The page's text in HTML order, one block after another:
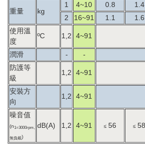
重量 kg
1 4~10 0.8 1.4
2
16~91 1.1 1.6
使用溫
度
ºC 1,2 4~91
潤滑 - -
防護等
級
1,2 4~91
安裝方
向
1,2 4~91
噪音值
(n1=3000rpm,
無負載)
dB(A) 1,2 4~91 ≤56 ≤58